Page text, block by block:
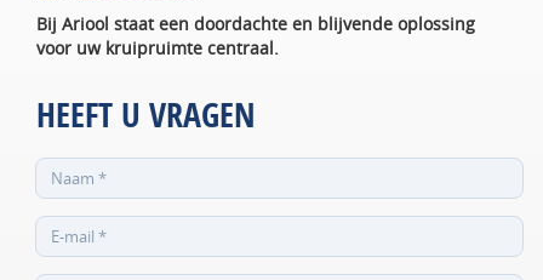
Bij Ariool staat een doordachte en blijvende oplossing
voor uw kruipruimte centraal.
HEEFT U VRAGEN